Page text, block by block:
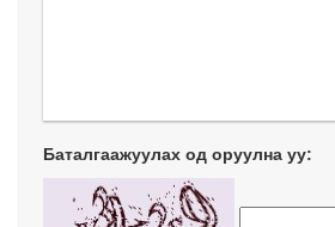
Баталгаажуулах од оруулна уу: